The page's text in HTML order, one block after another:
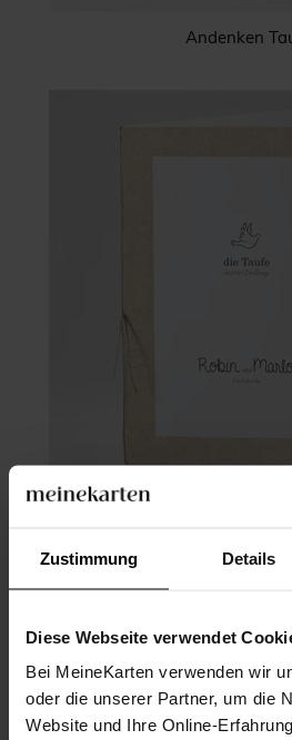
Zustimmung Details
Diese Webseite verwendet
Bei MeineKarten verwenden wir
oder die unserer Partner, um die
Website und Ihre Online-
Andenken